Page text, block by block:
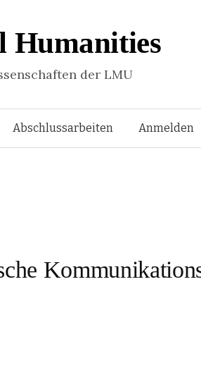
Humanities
der LMU
Abschlussarbeiten Anmelden